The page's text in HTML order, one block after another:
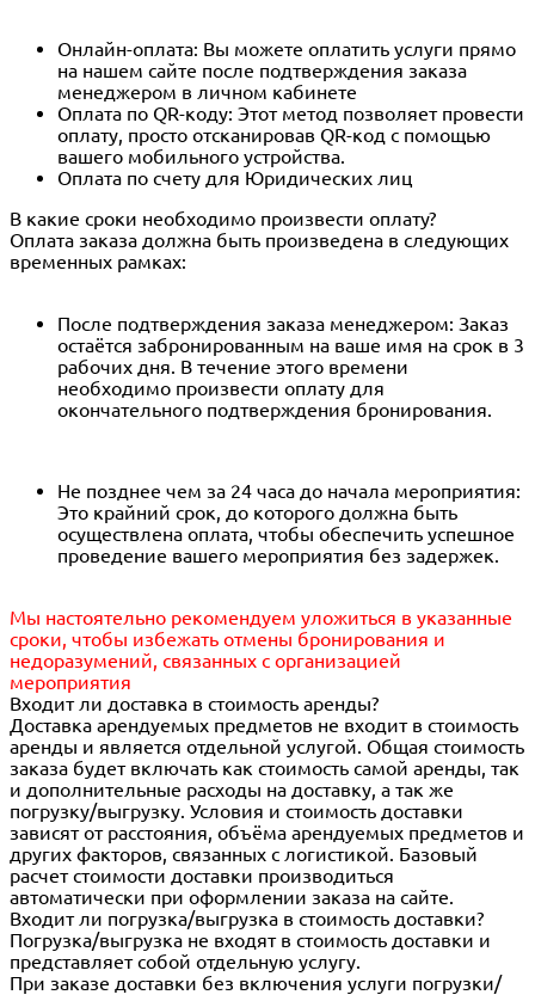
Онлайн-оплата: Вы можете оплатить услуги прямо
на нашем сайте после подтверждения заказа
менеджером в личном кабинете
Оплата по QR-коду: Этот метод позволяет провести
оплату, просто отсканировав QR-код с помощью
вашего мобильного устройства.
Оплата по счету для Юридических лиц
В какие сроки необходимо произвести оплату?
Оплата заказа должна быть произведена в следующих
временных рамках:
После подтверждения заказа менеджером: Заказ
остаётся забронированным на ваше имя на срок в 3
рабочих дня. В течение этого времени
необходимо произвести оплату для
окончательного подтверждения бронирования.
Не позднее чем за 24 часа до начала мероприятия:
Это крайний срок, до которого должна быть
осуществлена оплата, чтобы обеспечить успешное
проведение вашего мероприятия без задержек.
Мы настоятельно рекомендуем уложиться в указанные
сроки, чтобы избежать отмены бронирования и
недоразумений, связанных с организацией
мероприятия
Входит ли доставка в стоимость аренды?
Доставка арендуемых предметов не входит в стоимость
аренды и является отдельной услугой. Общая стоимость
заказа будет включать как стоимость самой аренды, так
и дополнительные расходы на доставку, а так же
погрузку/выгрузку. Условия и стоимость доставки
зависят от расстояния, объёма арендуемых предметов и
других факторов, связанных с логистикой. Базовый
расчет стоимости доставки производиться
автоматически при оформлении заказа на сайте.
Входит ли погрузка/выгрузка в стоимость доставки?
Погрузка/выгрузка не входят в стоимость доставки и
представляет собой отдельную услугу.
При заказе доставки без включения услуги погрузки/